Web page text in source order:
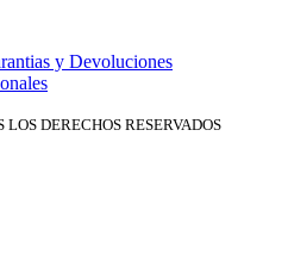
y Devoluciones
LOS DERECHOS RESERVADOS